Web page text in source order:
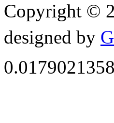
Copyright ©
designed by
0.0179021358